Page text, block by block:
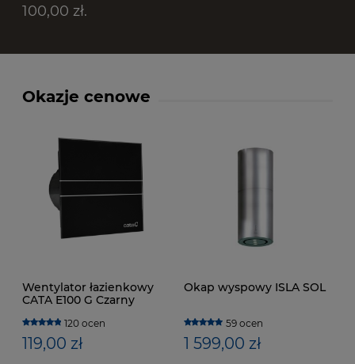
100,00 zł.
Okazje cenowe
Wentylator łazienkowy
CATA E100 G Czarny
120 ocen
119,00 zł
Okap wyspowy ISLA SOL
59 ocen
1 599,00 zł